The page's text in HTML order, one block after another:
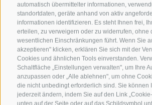
automatisch übermittelter informationen,
standortdaten, geräte anhand von aktiv
informationen identifizieren. Es steht Ihnen frei,
erteilen, zu verweigern oder zu widerrufen, ohne
wesentlichen Einschränkungen führt. Wenn Sie
akzeptieren" klicken, erklären Sie sich mit der
Cookies und ähnlichen Tools einverstanden.
Schaltfläche „Einstellungen verwalten", um Ihre
anzupassen oder „Alle ablehnen", um ohne
die nicht unbedingt erforderlich sind. Sie können
jederzeit ändern, indem Sie auf den Link
unten auf der Seite oder auf das Schildsymbol
T +39 0461 583134
info@sporthotelpanorama.it
IT EN